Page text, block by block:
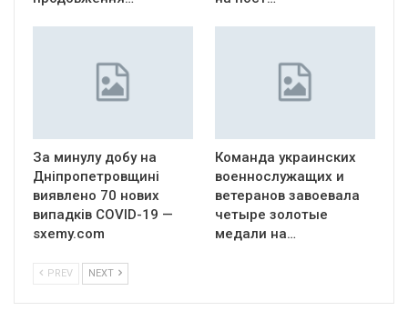
За минулу добу на
Дніпропетровщині
виявлено 70 нових
випадків COVID-19 —
sxemy.com
Команда украинских
военнослужащих и
ветеранов завоевала
четыре золотые
медали на…
PREV NEXT